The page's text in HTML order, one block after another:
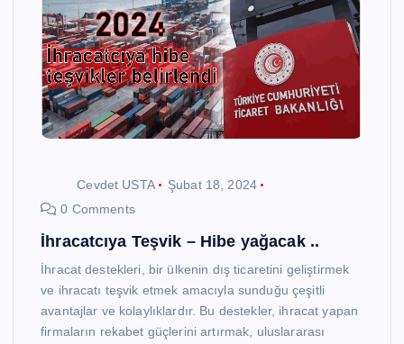
Cevdet USTA
Şubat 18, 2024
0 Comments
İhracatcıya Teşvik – Hibe yağacak ..
İhracat destekleri, bir ülkenin dış ticaretini geliştirmek
ve ihracatı teşvik etmek amacıyla sunduğu çeşitli
avantajlar ve kolaylıklardır. Bu destekler, ihracat yapan
firmaların rekabet güçlerini artırmak, uluslararası